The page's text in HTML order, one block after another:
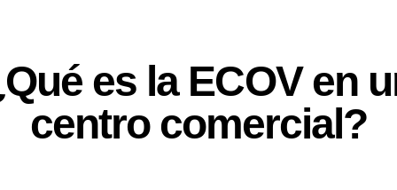
es la ECOV en
centro comercial?